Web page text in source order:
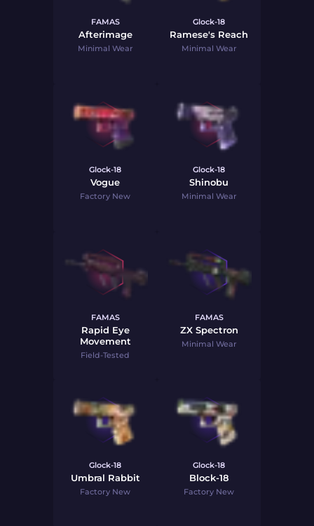
FAMAS
Afterimage
Minimal Wear
Glock-18
Ramese's Reach
Minimal Wear
Glock-18
Vogue
Factory New
Glock-18
Shinobu
Minimal Wear
FAMAS
Rapid Eye
Movement
Field-Tested
FAMAS
ZX Spectron
Minimal Wear
Glock-18
Umbral Rabbit
Factory New
Glock-18
Block-18
Factory New